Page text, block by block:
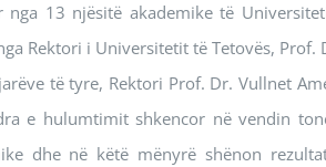
13 njësitë akademike të
Rektori i Universitetit të Tetovës, Prof.
të tyre, Rektori Prof. Dr. Vullnet
e hulumtimit shkencor në vendin
dhe në këtë mënyrë shënon